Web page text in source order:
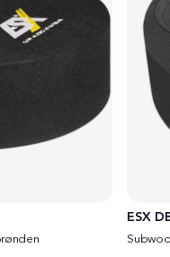
ESX